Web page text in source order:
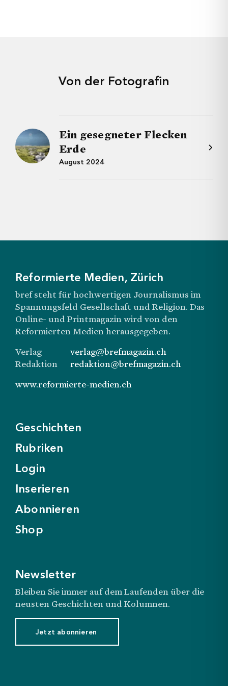
Von der Fotografin
Ein gesegneter Flecken
Erde
August 2024
Reformierte Medien, Zürich
bref steht für hochwertigen Journalismus im
Spannungsfeld Gesellschaft und Religion. Das
Online- und Printmagazin wird von den
Reformierten Medien herausgegeben.
Verlag
verlag@brefmagazin.ch
Redaktion
redaktion@brefmagazin.ch
www.reformierte-medien.ch
Geschichten
Rubriken
Login
Inserieren
Abonnieren
Shop
Newsletter
Bleiben Sie immer auf dem Laufenden über die
neusten Geschichten und Kolumnen.
Jetzt abonnieren